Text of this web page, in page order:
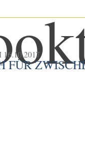
16.10.2017
FÜR